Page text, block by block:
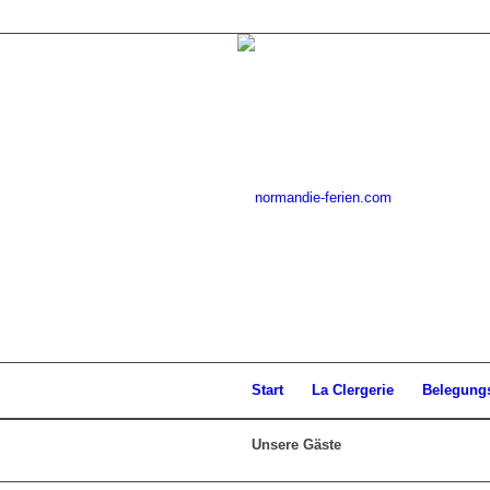
Start La Clergerie
Unsere Gäste